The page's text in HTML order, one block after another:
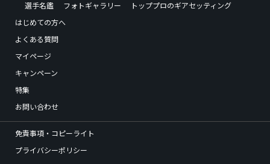
選手名鑑
フォトギャラリー
トッププロのギアセッティング
はじめての方へ
よくある質問
マイページ
キャンペーン
特集
お問い合わせ
免責事項・コピーライト
プライバシーポリシー